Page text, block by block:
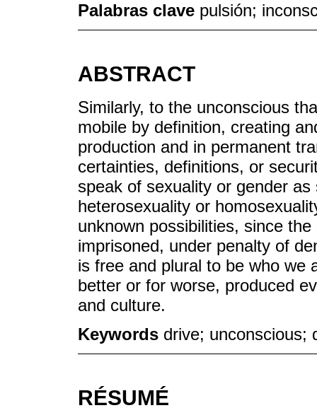
Palabras clave pulsión;
ABSTRACT
Similarly, to the unconscious
mobile by definition, creating
production and in permanent
certainties, definitions, or
speak of sexuality or gender
heterosexuality or
unknown possibilities, since
imprisoned, under penalty of
is free and plural to be who we
better or for worse, produced
and culture.
Keywords drive; unconscious;
RÉSUMÉ